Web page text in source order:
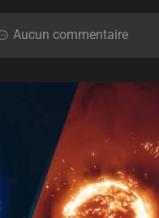
Aucun commentaire